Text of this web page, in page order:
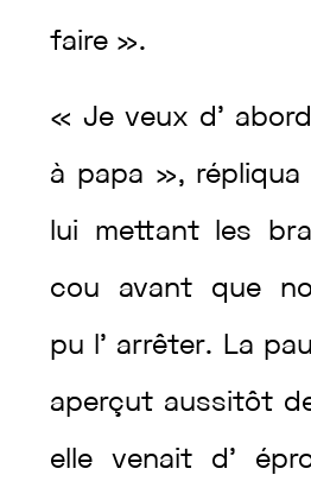
faire ».
«Jeveux d’ abord
à papa », répliqua
lui mettant les
cou avant que
pu l’ arrêter. La
aperçut aussitôt
ellevenait d’